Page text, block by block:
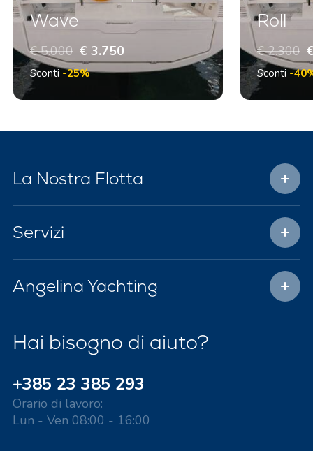
Wave
€ 5.000 € 3.750
Sconti -25%
Roll
€ 2.300
Sconti -
La Nostra Flotta
Servizi
Angelina Yachting
Hai bisogno di aiuto?
+385 23 385 293
Orario di lavoro:
Lun - Ven 08:00 - 16:00